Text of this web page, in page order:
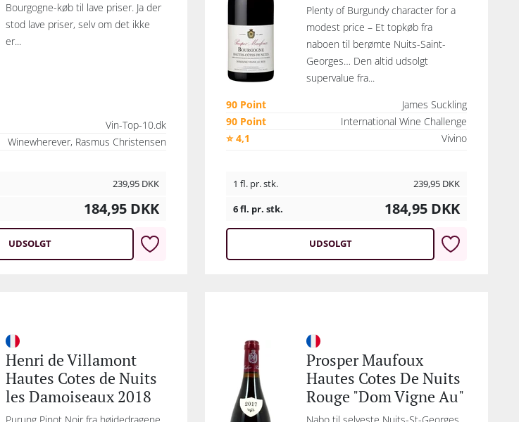
Bourgogne-køb til lave priser. Ja der
stod lave priser, selv om det ikke
er...
Vin-Top-10.dk
Winewherever, Rasmus Christensen
239,95 DKK
184,95 DKK
UDSOLGT
Plenty of Burgundy character for a
modest price – Et topkøb fra
naboen til berømte Nuits-Saint-
Georges… Den altid udsolgt
supervalue fra...
90 Point
James Suckling
90 Point
International Wine Challenge
⭐ 4,1
Vivino
1 fl. pr. stk. 239,95 DKK
6 fl. pr. stk.
184,95 DKK
UDSOLGT
Henri de Villamont
Hautes Cotes de Nuits
les Damoiseaux 2018
Prosper Maufoux
Hautes Cotes De Nuits
Rouge "Dom Vigne Au"